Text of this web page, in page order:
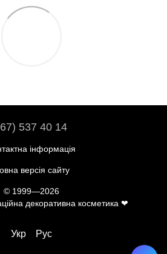
537 40 14
інформація
версія сайту
© 1999—2026
декоративна косметика ❤
Укр Рус